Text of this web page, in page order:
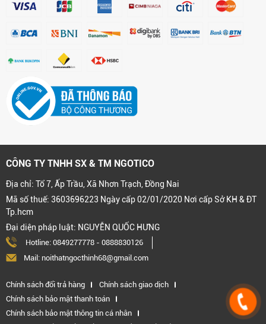
CÔNG TY TNHH SX & TM NGOTICO
Địa chỉ: Tổ 7, Ấp Trầu, Xã Nhơn Trạch, Đồng Nai
Mã số thuế: 3603696223 Ngày cấp 02/01/2020 Nơi cấp Sở KH & ĐT
Tp.hcm
Đại diện pháp luật: NGUYỄN QUỐC HƯNG
Hotline: 0849277778 - 0888830126
Mail: noithatngocthinh68@gmail.com
Chính sách đổi trả hàng
Chính sách giao dịch
Chính sách bảo mật thanh toán
Chính sách bảo mật thông tin cá nhân